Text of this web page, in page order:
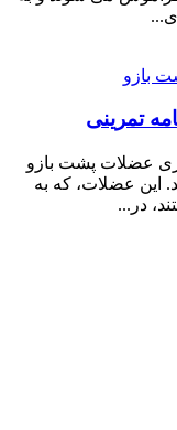
عضلات پشت بازو
این عضلات، که به
در...